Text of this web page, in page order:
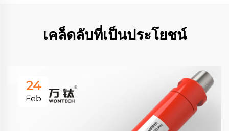
เคล็ดลับที่เป็นประโยชน์
24
Feb